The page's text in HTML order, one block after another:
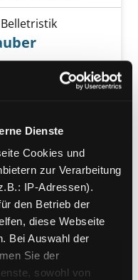
Dienste
Cookies und
zur Verarbeitung
IP-Adressen).
den Betrieb der
diese Webseite
Bei Auswahl der
Sie der
sowohl von
03.; Blütenzauber
Belletristik
Verfasser
Hortensiensommer
Belletristik
UlrikeSuche nach
München, Heyne